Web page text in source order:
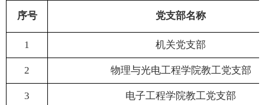
序号 党支部名称
1 机关党支部
2 物理与光电工程学院教工党支部
3 电子工程学院教工党支部